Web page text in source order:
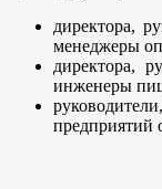
директора,
менеджеры
директора,
инженеры
предприятий